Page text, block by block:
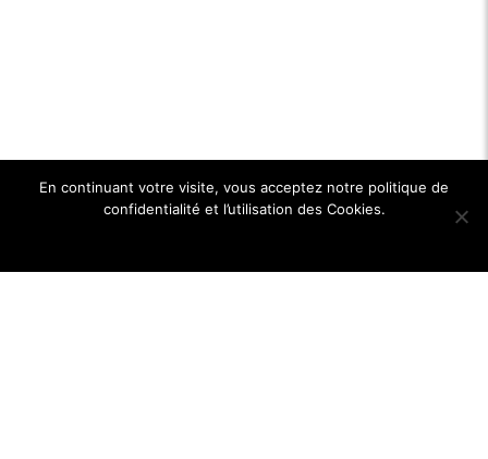
En continuant votre visite, vous acceptez notre politique de
confidentialité et l’utilisation des Cookies.